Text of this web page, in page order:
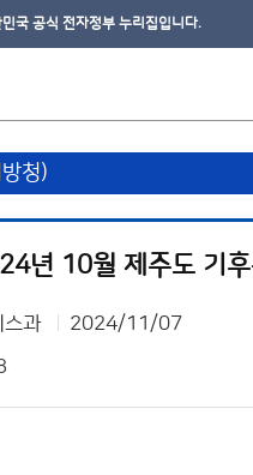
국 공식 전자정부 누리집입니다.
청)
년 10월 제주도 기
스과 2024/11/07